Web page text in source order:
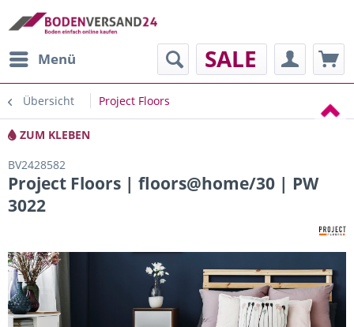
Menü SALE
Übersicht Project Floors
ZUM KLEBEN
BV2428582
Project Floors | floors@home/30 | PW
3022